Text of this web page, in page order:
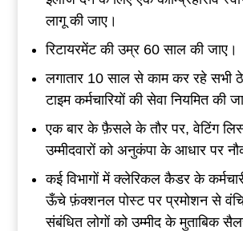
लागू की जाए।
रिटायरमेंट की उम्र 60 साल की जाए।
लगातार 10 साल से काम कर रहे सभी
टाइम कर्मचारियों की सेवा नियमित की
एक बार के फ़ैसले के तौर पर, वेटिंग
उम्मीदवारों को अनुकंपा के आधार पर
कई विभागों में क्लेरिकल कैडर के
ऊँचे फ़ंक्शनल पोस्ट पर प्रमोशन से
संबंधित लोगों को उम्मीद के मुताबिक